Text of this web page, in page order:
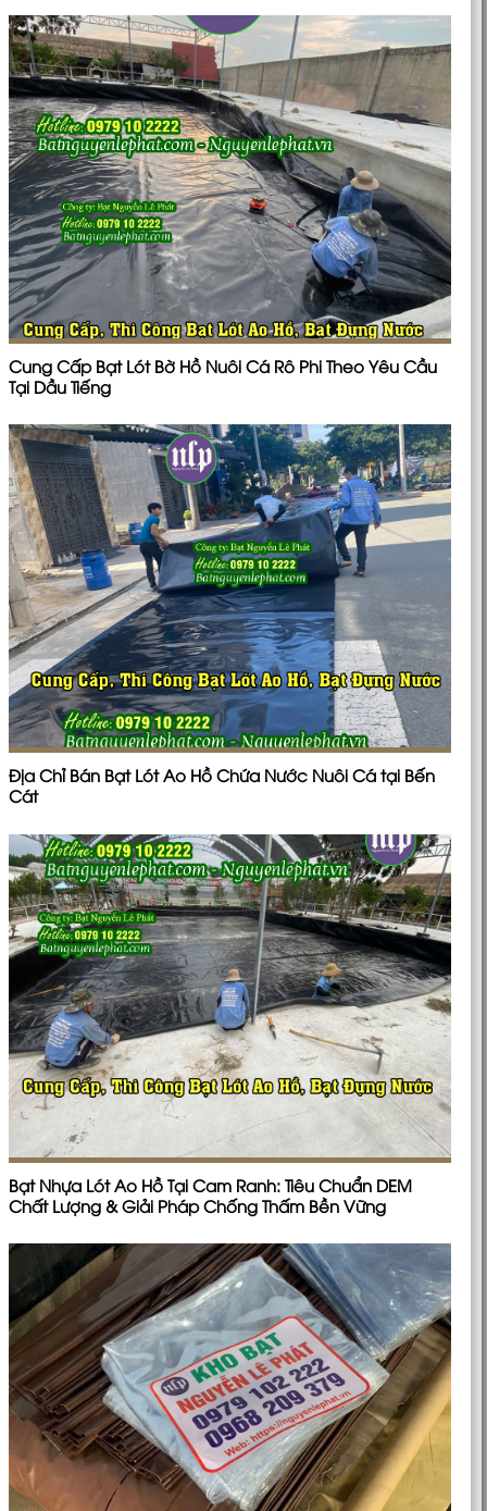
Cung Cấp Bạt Lót Bờ Hồ Nuôi Cá Rô Phi Theo Yêu Cầu
Tại Dầu Tiếng
Địa Chỉ Bán Bạt Lót Ao Hồ Chứa Nước Nuôi Cá tại Bến
Cát
Bạt Nhựa Lót Ao Hồ Tại Cam Ranh: Tiêu Chuẩn DEM
Chất Lượng & Giải Pháp Chống Thấm Bền Vững